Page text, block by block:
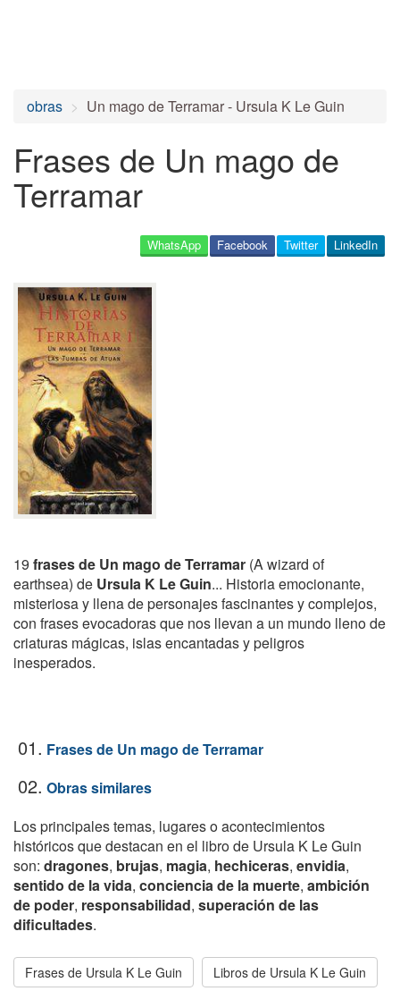
obras Un mago de Terramar - Ursula K Le Guin
Frases de Un mago de
Terramar
LinkedIn
Twitter
Facebook
WhatsApp
19 frases de Un mago de Terramar (A wizard of
earthsea) de Ursula K Le Guin... Historia emocionante,
misteriosa y llena de personajes fascinantes y complejos,
con frases evocadoras que nos llevan a un mundo lleno de
criaturas mágicas, islas encantadas y peligros
inesperados.
01. Frases de Un mago de Terramar
02. Obras similares
Los principales temas, lugares o acontecimientos
históricos que destacan en el libro de Ursula K Le Guin
son: dragones, brujas, magia, hechiceras, envidia,
sentido de la vida, conciencia de la muerte, ambición
de poder, responsabilidad, superación de las
dificultades.
Frases de Ursula K Le Guin Libros de Ursula K Le Guin